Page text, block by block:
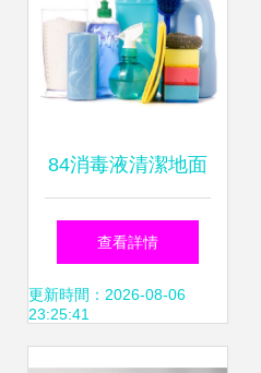
84消毒液清潔地面
的正確用法與注意
事項
查看詳情
更新時間：2026-08-06
23:25:41